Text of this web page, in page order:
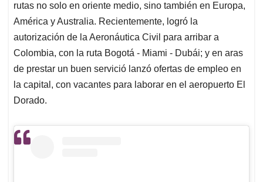
rutas no solo en oriente medio, sino también en Europa,
América y Australia. Recientemente, logró la
autorización de la Aeronáutica Civil para arribar a
Colombia, con la ruta Bogotá - Miami - Dubái; y en aras
de prestar un buen servició lanzó ofertas de empleo en
la capital, con vacantes para laborar en el aeropuerto El
Dorado.